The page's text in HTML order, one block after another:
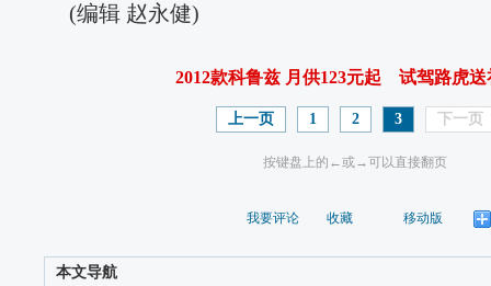
(编辑 赵永健)
2012款科鲁兹 月供123元起 试驾路虎送
上一页 1 2 3 下一页
按键盘上的←或→可以直接翻页
我要评论 收藏 移动版
本文导航